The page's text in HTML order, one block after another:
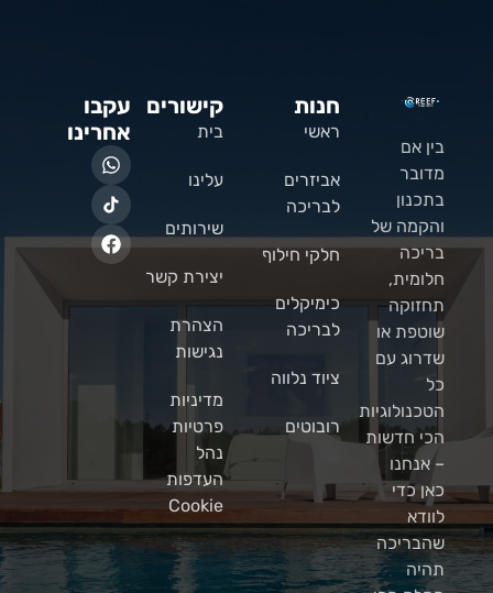
בין אם
מדובר
בתכנון
והקמה של
בריכה
חלומית,
תחזוקה
שוטפת או
שדרוג עם
כל
הטכנולוגיות
הכי חדשות
– אנחנו
כאן כדי
לוודא
שהבריכה
תהיה
חנות
ראשי
אביזרים
לבריכה
חלקי חילוף
כימיקלים
לבריכה
ציוד נלווה
רובוטים
קישורים
בית
עלינו
שירותים
יצירת קשר
הצהרת
נגישות
מדיניות
פרטיות
נהל
העדפות
Cookie
עקבו
אחרינו